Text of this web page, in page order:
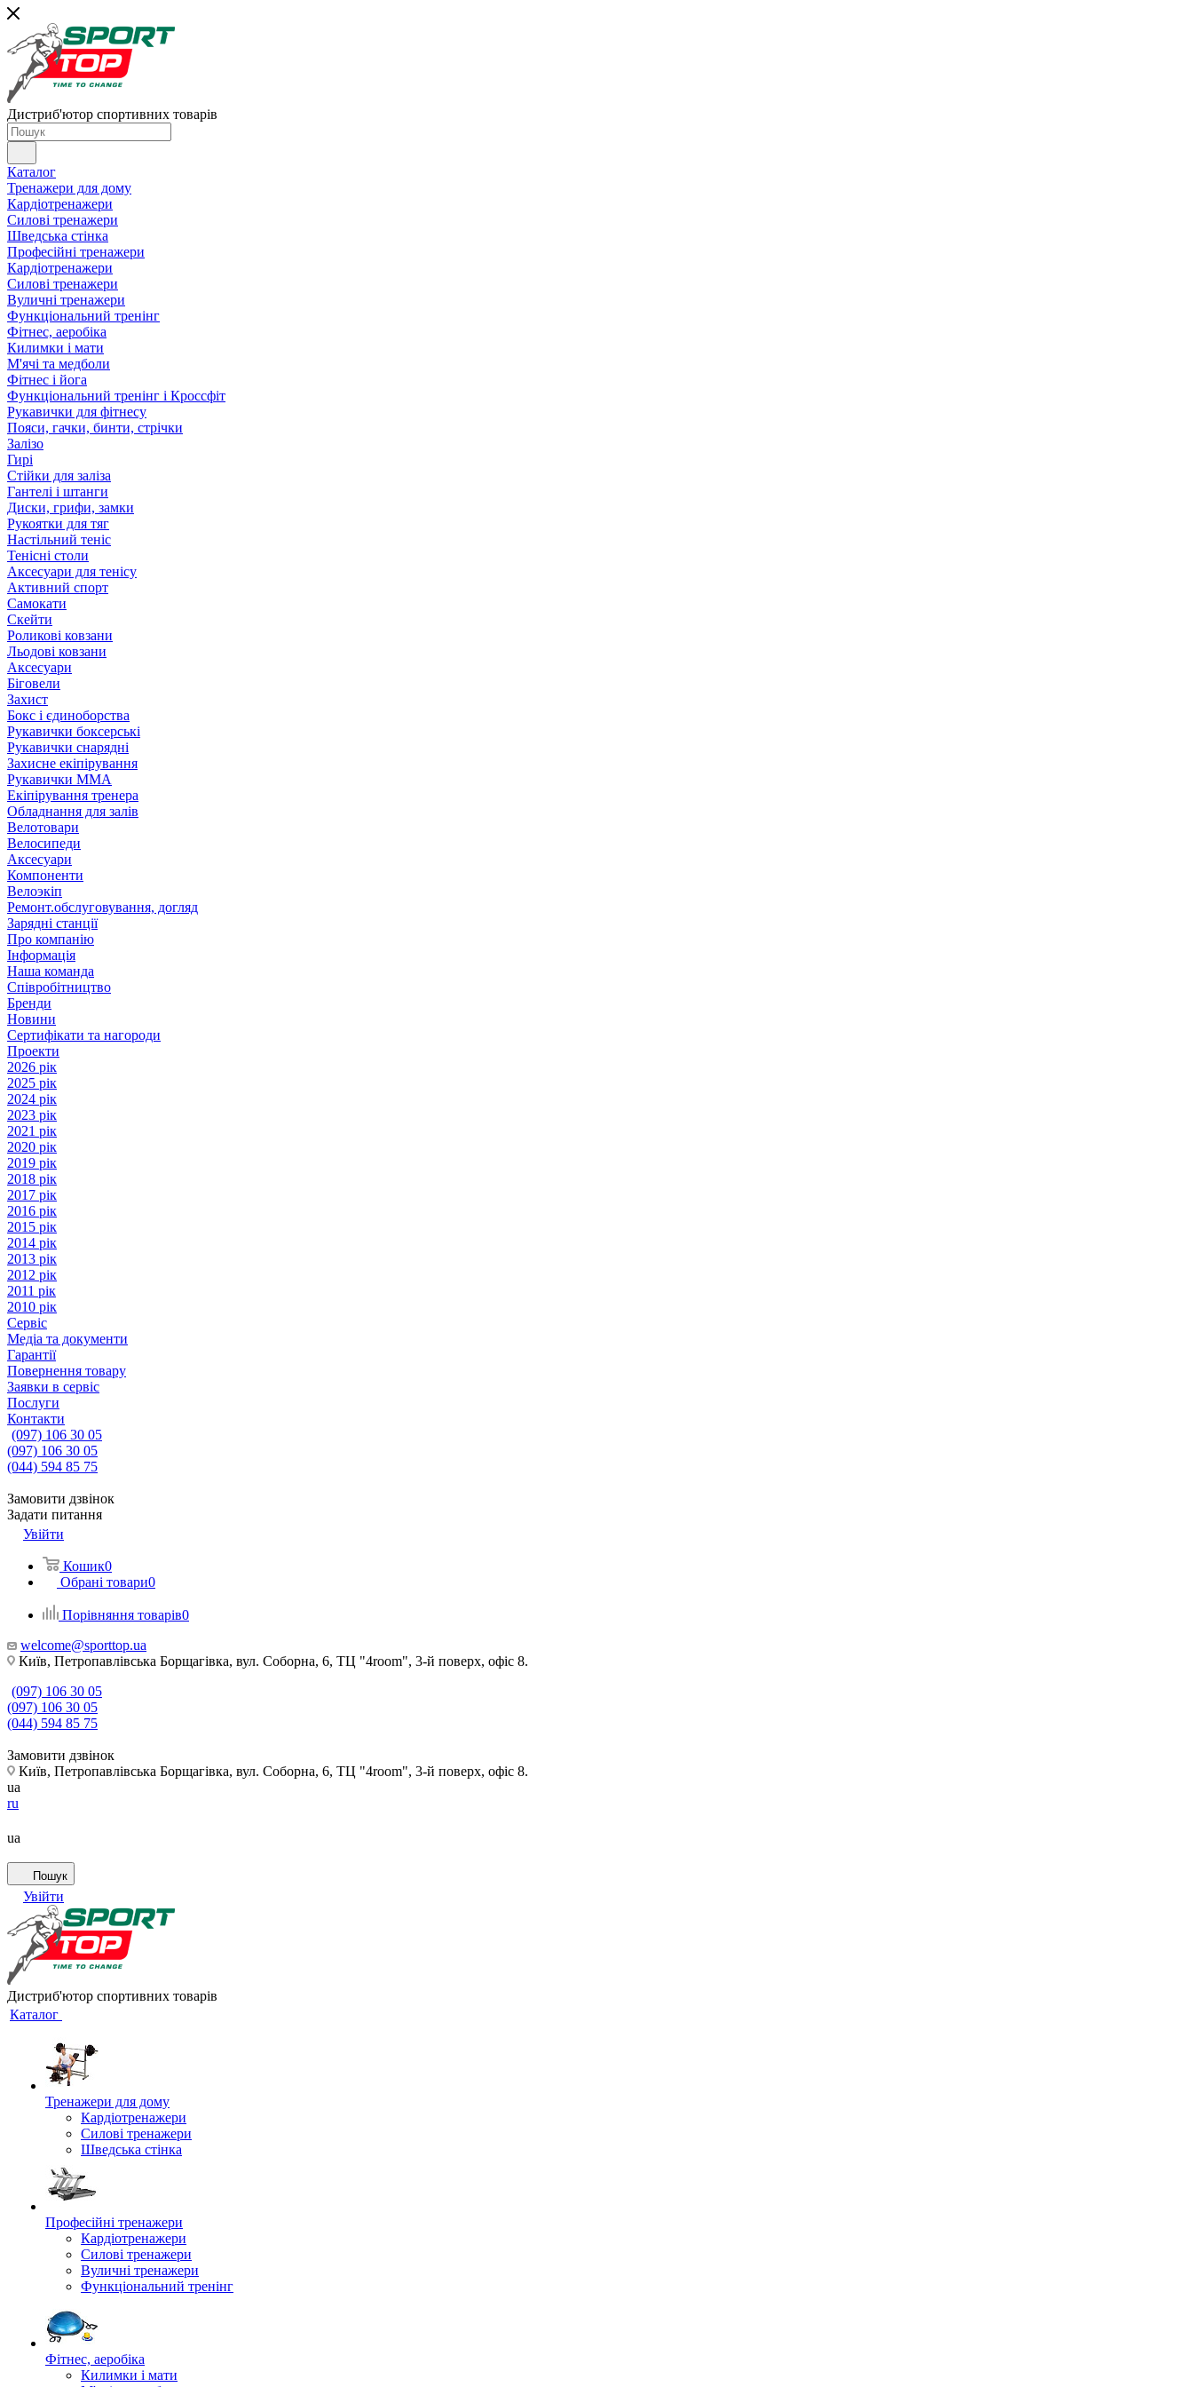
Дистриб'ютор спортивних товарів
Каталог
Тренажери для дому
Кардіотренажери
Силові тренажери
Шведська стінка
Професійні тренажери
Кардіотренажери
Силові тренажери
Вуличні тренажери
Функціональний тренінг
Фітнес, аеробіка
Килимки і мати
М'ячі та медболи
Фітнес і йога
Функціональний тренінг і Кроссфіт
Рукавички для фітнесу
Пояси, гачки, бинти, стрічки
Залізо
Гирі
Стійки для заліза
Гантелі і штанги
Диски, грифи, замки
Рукоятки для тяг
Настільний теніс
Тенісні столи
Аксесуари для тенісу
Активний спорт
Самокати
Скейти
Роликові ковзани
Льодові ковзани
Аксесуари
Біговели
Захист
Бокс і єдиноборства
Рукавички боксерські
Рукавички снарядні
Захисне екіпірування
Рукавички ММА
Екіпірування тренера
Обладнання для залів
Велотовари
Велосипеди
Аксесуари
Компоненти
Велоэкіп
Ремонт.обслуговування, догляд
Зарядні станції
Про компанію
Інформація
Наша команда
Співробітництво
Бренди
Новини
Сертифікати та нагороди
Проекти
2026 рік
2025 рік
2024 рік
2023 рік
2021 рік
2020 рік
2019 рік
2018 рік
2017 рік
2016 рік
2015 рік
2014 рік
2013 рік
2012 рік
2011 рік
2010 рік
Сервіс
Медіа та документи
Гарантії
Повернення товару
Заявки в сервіс
Послуги
Контакти
(097) 106 30 05
(097) 106 30 05
(044) 594 85 75
Замовити дзвінок
Задати питання
Увійти
Кошик0
Обрані товари0
Порівняння товарів0
welcome@sporttop.ua
Київ, Петропавлівська Борщагівка, вул. Соборна, 6, ТЦ "4room", 3-й поверх, офіс 8.
(097) 106 30 05
(097) 106 30 05
(044) 594 85 75
Замовити дзвінок
Київ, Петропавлівська Борщагівка, вул. Соборна, 6, ТЦ "4room", 3-й поверх, офіс 8.
ua
ru
ua
Пошук
Увійти
Дистриб'ютор спортивних товарів
Каталог
Тренажери для дому
Кардіотренажери
Силові тренажери
Шведська стінка
Професійні тренажери
Кардіотренажери
Силові тренажери
Вуличні тренажери
Функціональний тренінг
Фітнес, аеробіка
Килимки і мати